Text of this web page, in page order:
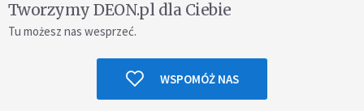
Tworzymy DEON.pl dla Ciebie
Tu możesz nas wesprzeć.
WSPOMÓŻ NAS